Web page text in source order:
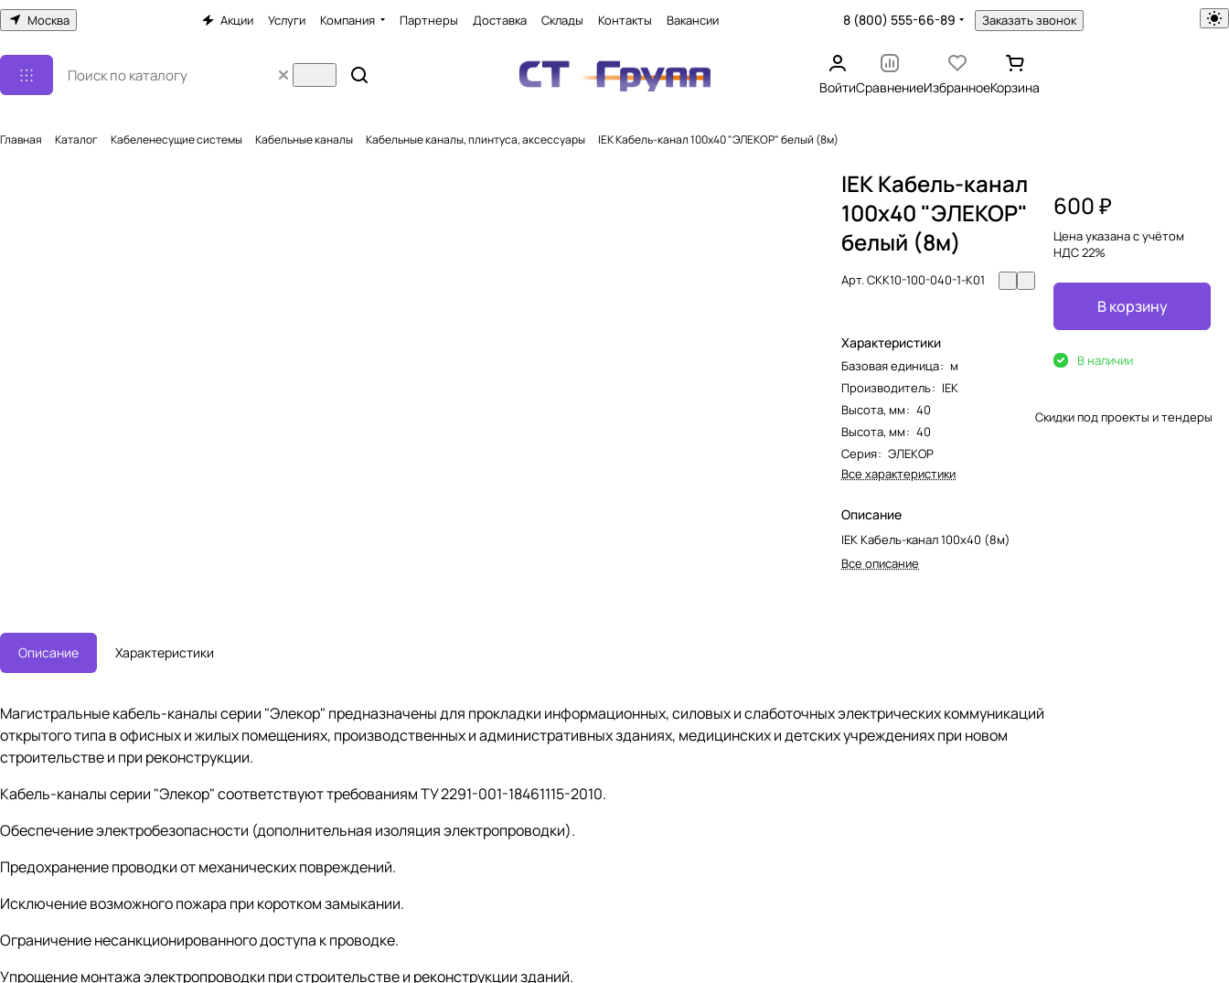
Москва Акции Услуги Компания Партнеры Доставка Склады Контакты Вакансии 8 (800) 555-66-89 Заказать звонок
ВойтиСравнениеИзбранноеКорзина
Главная Каталог Кабеленесущие системы Кабельные каналы Кабельные каналы, плинтуса, аксессуары IEK Кабель-канал 100х40 "ЭЛЕКОР" белый (8м)
IEK Кабель-канал
100х40 "ЭЛЕКОР"
белый (8м)
Арт.CKK10-100-040-1-K01
Характеристики
Базовая единица: м
Производитель: IEK
Высота, мм: 40
Высота, мм: 40
Серия: ЭЛЕКОР
Все характеристики
Описание
IEK Кабель-канал 100х40 (8м)
Все описание
600 ₽
Цена указана с учётом
НДС 22%
В корзину
В наличии
Скидки под проекты и тендеры
Описание Характеристики
Магистральные кабель-каналы серии "Элекор" предназначены для прокладки информационных, силовых и слаботочных электрических коммуникаций
открытого типа в офисных и жилых помещениях, производственных и административных зданиях, медицинских и детских учреждениях при новом
строительстве и при реконструкции.
Кабель-каналы серии "Элекор" соответствуют требованиям ТУ 2291-001-18461115-2010.
Обеспечение электробезопасности (дополнительная изоляция электропроводки).
Предохранение проводки от механических повреждений.
Исключение возможного пожара при коротком замыкании.
Ограничение несанкционированного доступа к проводке.
Упрощение монтажа электропроводки при строительстве и реконструкции зданий.